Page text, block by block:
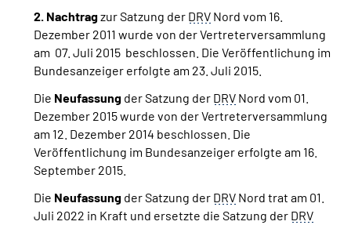
Mein Kundenportal
2. Nachtragzur Satzung der DRV Nord vom 16.
Dezember 2011 wurde von der Vertreterversammlung
am 07. Juli 2015 beschlossen. Die Veröffentlichung im
Bundesanzeiger erfolgte am 23. Juli 2015.
Die Neufassung der Satzung der DRV Nord vom 01.
Dezember 2015 wurde von der Vertreterversammlung
am 12. Dezember 2014 beschlossen. Die
Veröffentlichung im Bundesanzeiger erfolgte am 16.
September 2015.
Die Neufassung der Satzung der DRV Nord trat am 01.
Juli 2022 in Kraft und ersetzte die Satzung der DRV